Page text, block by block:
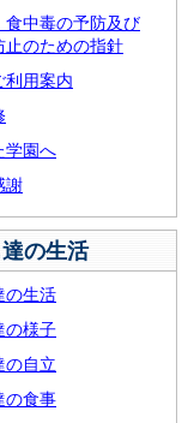
食中毒の予防及び
止のための指針
利用案内
学園へ
謝
の生活
の生活
の様子
の自立
の食事